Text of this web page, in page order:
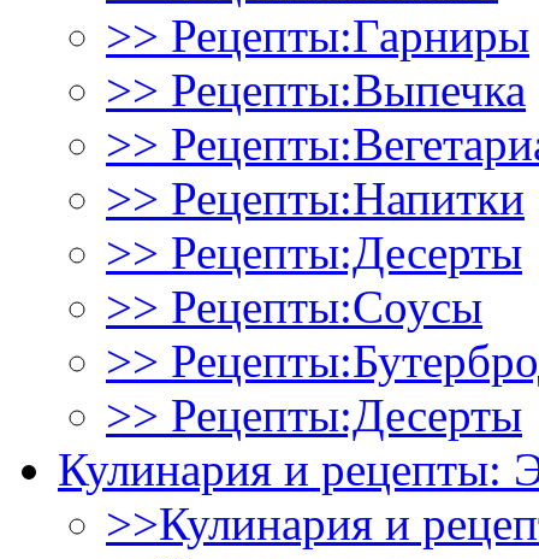
>> Рецепты:Гарниры
>> Рецепты:Выпечка
>>
>> Рецепты:Напитки
>> Рецепты:Десерты
>> Рецепты:Соусы
>>
>> Рецепты:Десерты
Кулинария и рецепты:
>>Кулинария и